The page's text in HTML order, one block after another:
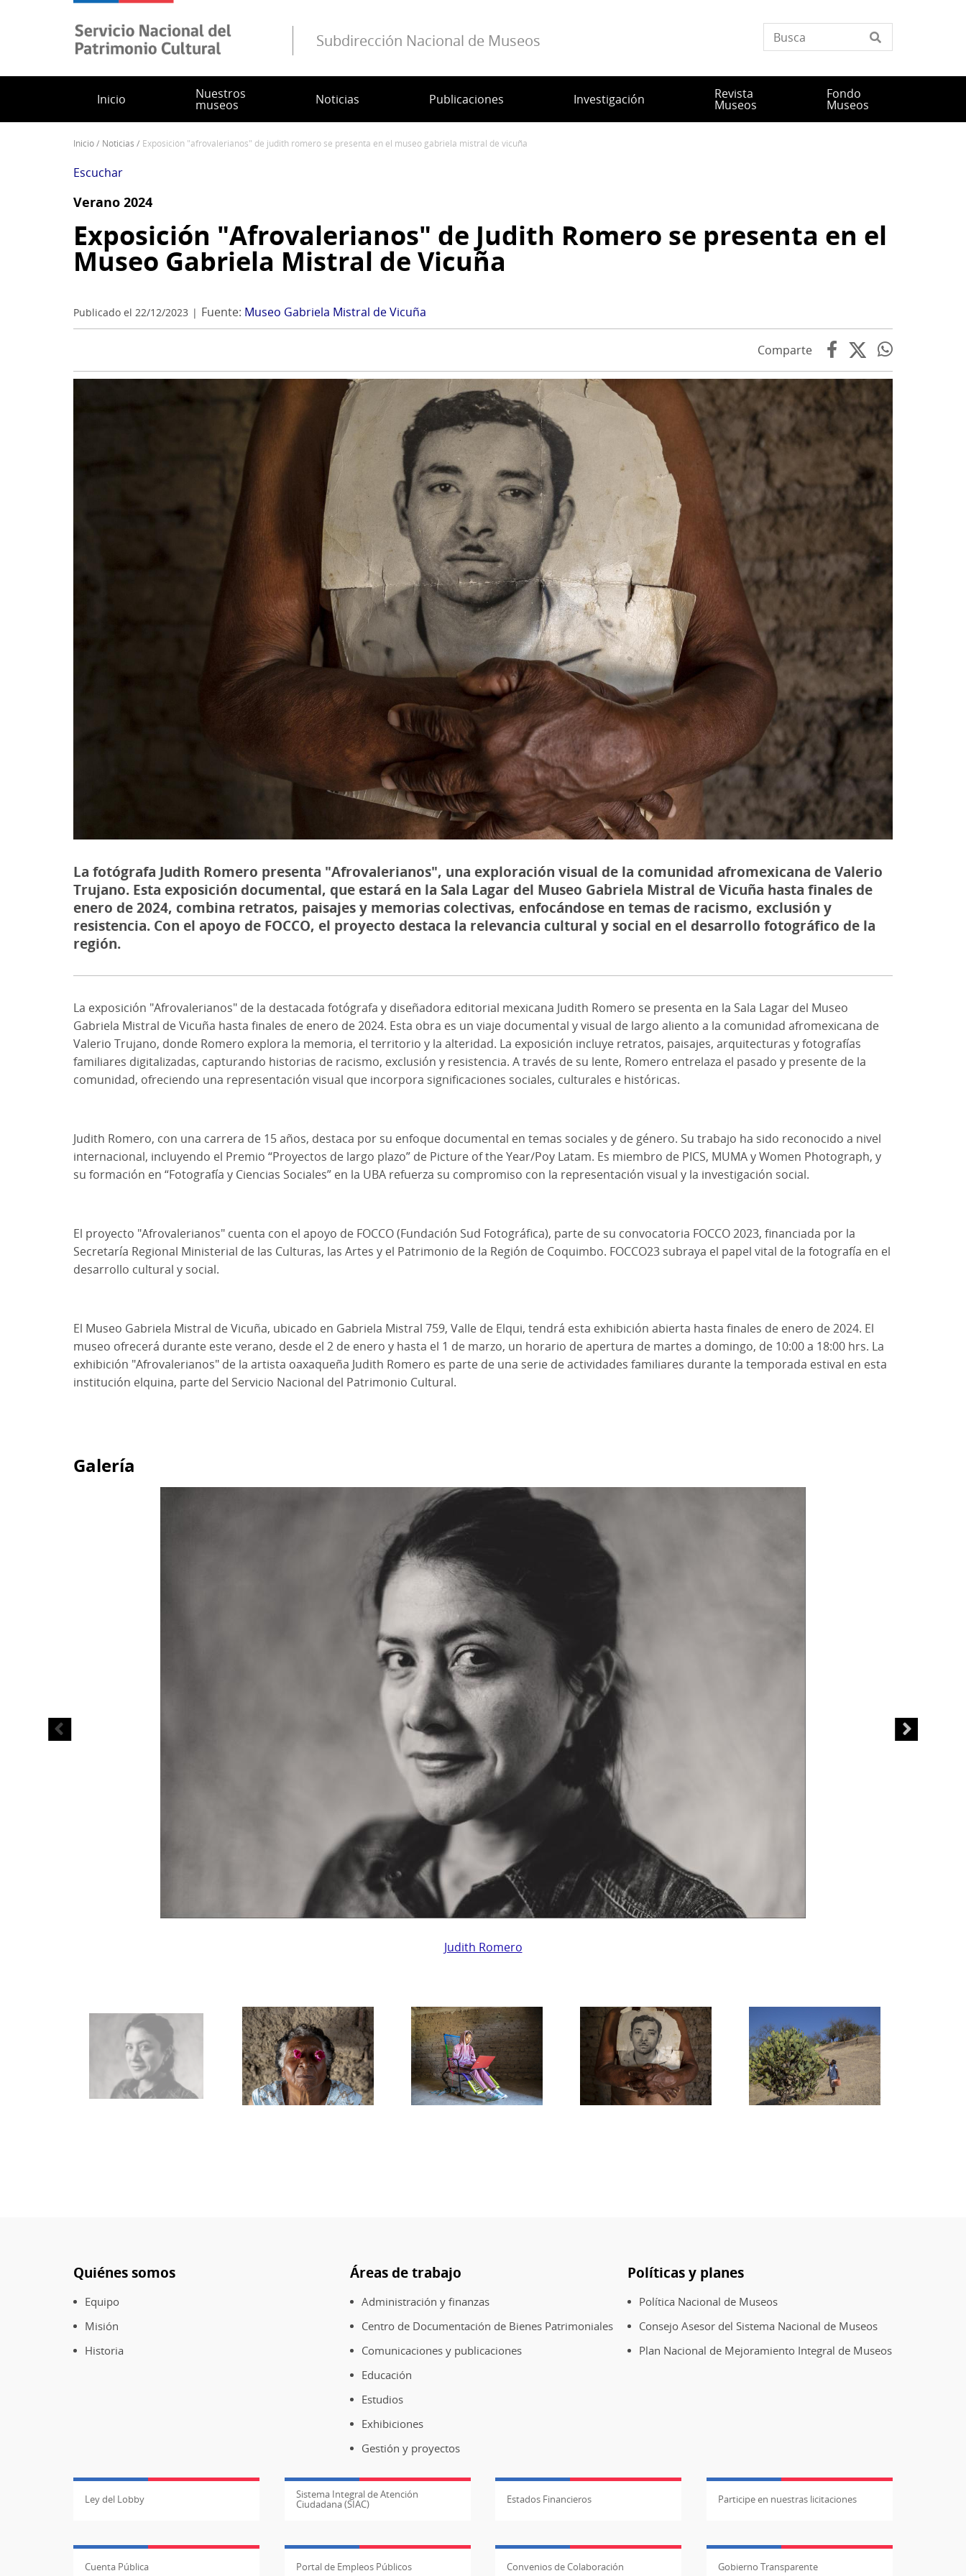
Subdirección Nacional de Museos
Inicio Nuestros
museos Noticias Publicaciones Investigación Revista
Museos
Fondo
Museos
Sobrescribir
enlaces
de
ayuda
a
la
navegación
inicio noticias exposición "afrovalerianos" de judith romero se presenta en el museo gabriela mistral de vicuña
Escuchar
Verano 2024
Exposición "Afrovalerianos" de Judith Romero se presenta en el
Museo Gabriela Mistral de Vicuña
Publicado el 22/12/2023 Fuente: Museo Gabriela Mistral de Vicuña
Comparte
La fotógrafa Judith Romero presenta "Afrovalerianos", una exploración visual de la comunidad afromexicana de Valerio
Trujano. Esta exposición documental, que estará en la Sala Lagar del Museo Gabriela Mistral de Vicuña hasta finales de
enero de 2024, combina retratos, paisajes y memorias colectivas, enfocándose en temas de racismo, exclusión y
resistencia. Con el apoyo de FOCCO, el proyecto destaca la relevancia cultural y social en el desarrollo fotográfico de la
región.
La exposición "Afrovalerianos" de la destacada fotógrafa y diseñadora editorial mexicana Judith Romero se presenta en la Sala Lagar del Museo
Gabriela Mistral de Vicuña hasta finales de enero de 2024. Esta obra es un viaje documental y visual de largo aliento a la comunidad afromexicana de
Valerio Trujano, donde Romero explora la memoria, el territorio y la alteridad. La exposición incluye retratos, paisajes, arquitecturas y fotografías
familiares digitalizadas, capturando historias de racismo, exclusión y resistencia. A través de su lente, Romero entrelaza el pasado y presente de la
comunidad, ofreciendo una representación visual que incorpora significaciones sociales, culturales e históricas.
Judith Romero, con una carrera de 15 años, destaca por su enfoque documental en temas sociales y de género. Su trabajo ha sido reconocido a nivel
internacional, incluyendo el Premio “Proyectos de largo plazo” de Picture of the Year/Poy Latam. Es miembro de PICS, MUMA y Women Photograph, y
su formación en “Fotografía y Ciencias Sociales” en la UBA refuerza su compromiso con la representación visual y la investigación social.
El proyecto "Afrovalerianos" cuenta con el apoyo de FOCCO (Fundación Sud Fotográfica), parte de su convocatoria FOCCO 2023, financiada por la
Secretaría Regional Ministerial de las Culturas, las Artes y el Patrimonio de la Región de Coquimbo. FOCCO23 subraya el papel vital de la fotografía en el
desarrollo cultural y social.
El Museo Gabriela Mistral de Vicuña, ubicado en Gabriela Mistral 759, Valle de Elqui, tendrá esta exhibición abierta hasta finales de enero de 2024. El
museo ofrecerá durante este verano, desde el 2 de enero y hasta el 1 de marzo, un horario de apertura de martes a domingo, de 10:00 a 18:00 hrs. La
exhibición "Afrovalerianos" de la artista oaxaqueña Judith Romero es parte de una serie de actividades familiares durante la temporada estival en esta
institución elquina, parte del Servicio Nacional del Patrimonio Cultural.
Galería
Judith Romero
Quiénes somos
Equipo
Misión
Historia
Áreas de trabajo
Administración y finanzas
Centro de Documentación de Bienes Patrimoniales
Comunicaciones y publicaciones
Educación
Estudios
Exhibiciones
Gestión y proyectos
Políticas y planes
Política Nacional de Museos
Consejo Asesor del Sistema Nacional de Museos
Plan Nacional de Mejoramiento Integral de Museos
Ley del Lobby Sistema Integral de Atención
Ciudadana (SIAC) Estados Financieros Participe en nuestras licitaciones
Cuenta Pública Portal de Empleos Públicos Convenios de Colaboración Gobierno Transparente